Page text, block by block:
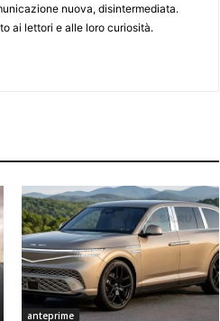
nuova, disintermediata.
ai lettori e alle loro curiosità.
anteprime